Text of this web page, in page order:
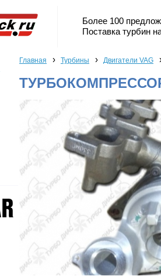
Более 100
Поставка турбин
Главная › Турбины › Двигатели VAG
ТУРБОКОМПРЕССОР